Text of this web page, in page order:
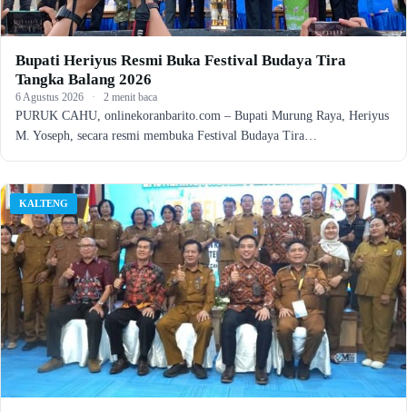
Bupati Heriyus Resmi Buka Festival Budaya Tira
Tangka Balang 2026
6 Agustus 2026 · 2 menit baca
PURUK CAHU, onlinekoranbarito.com – Bupati Murung Raya, Heriyus
M. Yoseph, secara resmi membuka Festival Budaya Tira…
KALTENG